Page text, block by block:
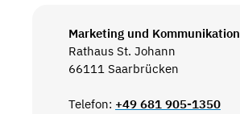
Marketing und Kommunikation
Rathaus St. Johann
66111 Saarbrücken
Telefon: +49 681 905-1350